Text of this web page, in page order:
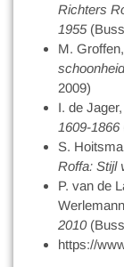
Richters
1955
M. Groffen,
2009)
I. de
1609-1866
S.
Roffa: Stijl
P. van de
2010
https://